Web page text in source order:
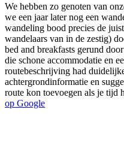
We hebben zo genoten van
we een jaar later nog een
wandeling bood precies de
wandelaars van in de zestig)
bed and breakfasts gerund
die schone accommodatie en
routebeschrijving had
achtergrondinformatie en
route kon toevoegen als je tijd
op Google